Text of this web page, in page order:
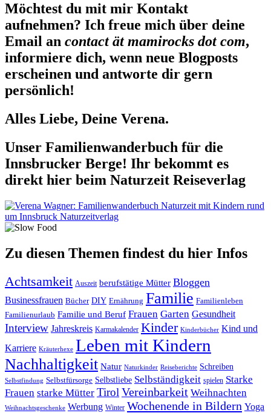
Möchtest du mit mir Kontakt
aufnehmen? Ich freue mich über deine
Email an contact ät mamirocks dot com,
informiere dich, wenn neue Blogposts
erscheinen und antworte dir gern
persönlich!
Alles Liebe, Deine Verena.
Unser Familienwanderbuch für die
Innsbrucker Berge! Ihr bekommt es
direkt hier beim Naturzeit Reiseverlag
Zu diesen Themen findest du hier Infos
Achtsamkeit Auszeit berufstätige Mütter Bloggen
Businessfrauen Bücher DIY Ernährung Familie Familienleben
Familienurlaub Familie und Beruf Frauen Garten Gesundheit
Interview Jahreskreis Karmakalender Kinder Kinderbücher Kind und
Karriere Kräuterhexe Leben mit Kindern
Nachhaltigkeit Natur Naturkinder Reiseberichte Schreiben
Selbstfindung Selbstfürsorge Selbstliebe Selbständigkeit spielen Starke
Frauen starke Mütter Tirol Vereinbarkeit Weihnachten
Weihnachtsgeschenke Werbung Winter Wochenende in Bildern Yoga